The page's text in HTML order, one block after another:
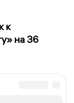
к
на 36